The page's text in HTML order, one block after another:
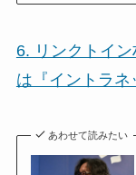
6. リンクトイ
は『イントラネ
あわせて読みたい